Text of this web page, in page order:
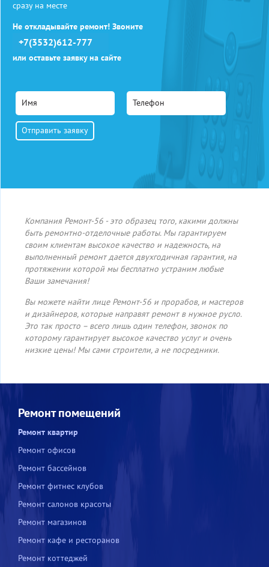
сразу на месте
Не откладывайте ремонт! Звоните
+7(3532)612-777
или оставьте заявку на сайте
Компания Ремонт-56 - это образец того, какими должны
быть ремонтно-отделочные работы. Мы гарантируем
своим клиентам высокое качество и надежность, на
выполненный ремонт дается двухгодичная гарантия, на
протяжении которой мы бесплатно устраним любые
Ваши замечания!
Вы можете найти лице Ремонт-56 и прорабов, и мастеров
и дизайнеров, которые направят ремонт в нужное русло.
Это так просто – всего лишь один телефон, звонок по
которому гарантирует высокое качество услуг и очень
низкие цены! Мы сами строители, а не посредники.
Ремонт помещений
Ремонт квартир
Ремонт офисов
Ремонт бассейнов
Ремонт фитнес клубов
Ремонт салонов красоты
Ремонт магазинов
Ремонт кафе и ресторанов
Ремонт коттеджей